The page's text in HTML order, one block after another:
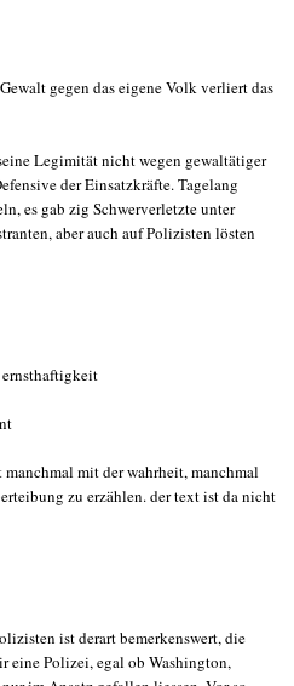
gegen das eigene Volk verliert das
Legimität nicht wegen gewaltätiger
der Einsatzkräfte. Tagelang
es gab zig Schwerverletzte unter
aber auch auf Polizisten lösten
ernsthaftigkeit
mit der wahrheit, manchmal
zu erzählen. der text ist da nicht
ist derart bemerkenswert, die
eine Polizei, egal ob Washington,